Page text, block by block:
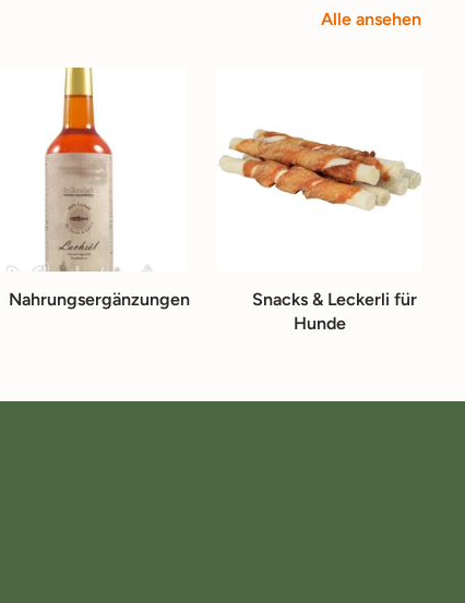
Alle ansehen
Nahrungsergänzungen
Snacks & Leckerli für
Hunde